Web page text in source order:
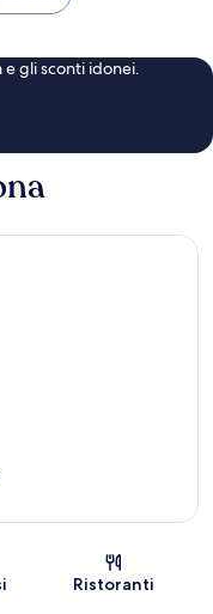
gli sconti idonei.
Ristoranti